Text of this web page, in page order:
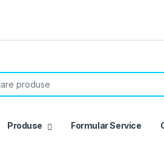
Produse Formular Service